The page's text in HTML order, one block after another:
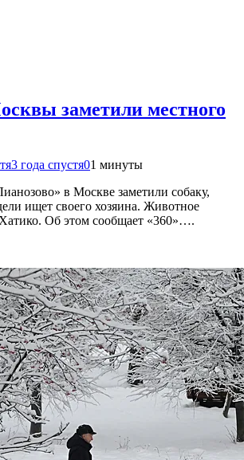
заметили местного
3 года спустя01 минуты
в Москве заметили собаку,
ищет своего хозяина. Животное
Об этом сообщает «360»….